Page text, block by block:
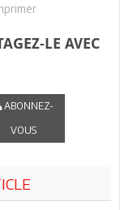
LE AVEC
ABONNEZ-
VOUS